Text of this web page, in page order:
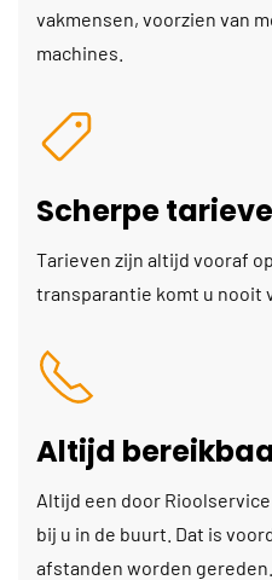
vakmensen, voorzien van
machines.
Scherpe
Tarieven zijn altijd vooraf
transparantie komt u nooit
Altijd
Altijd een door
bij u in de buurt. Dat is
afstanden worden gereden.